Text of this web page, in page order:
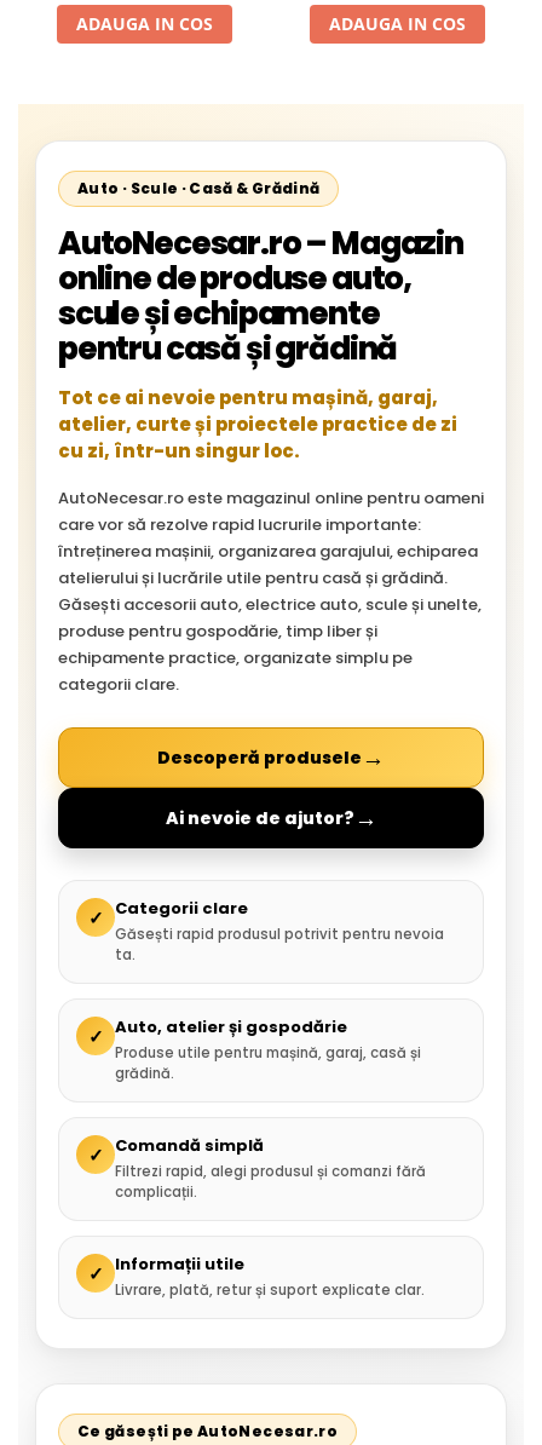
ADAUGA IN COS
Neoplan Euroliner,
Starliner,Centroliner,
ADAUGA IN COS
Auto · Scule · Casă & Grădină
AutoNecesar.ro – Magazin
online de produse auto,
scule și echipamente
pentru casă și grădină
Tot ce ai nevoie pentru mașină, garaj,
atelier, curte și proiectele practice de zi
cu zi, într-un singur loc.
AutoNecesar.ro este magazinul online pentru oameni
care vor să rezolve rapid lucrurile importante:
întreținerea mașinii, organizarea garajului, echiparea
atelierului și lucrările utile pentru casă și grădină.
Găsești accesorii auto, electrice auto, scule și unelte,
produse pentru gospodărie, timp liber și
echipamente practice, organizate simplu pe
categorii clare.
Descoperă produsele →
Ai nevoie de ajutor? →
✓ Categorii clare
Găsești rapid produsul potrivit pentru nevoia
ta.
✓ Auto, atelier și gospodărie
Produse utile pentru mașină, garaj, casă și
grădină.
✓ Comandă simplă
Filtrezi rapid, alegi produsul și comanzi fără
complicații.
✓ Informații utile
Livrare, plată, retur și suport explicate clar.
Ce găsești pe AutoNecesar.ro